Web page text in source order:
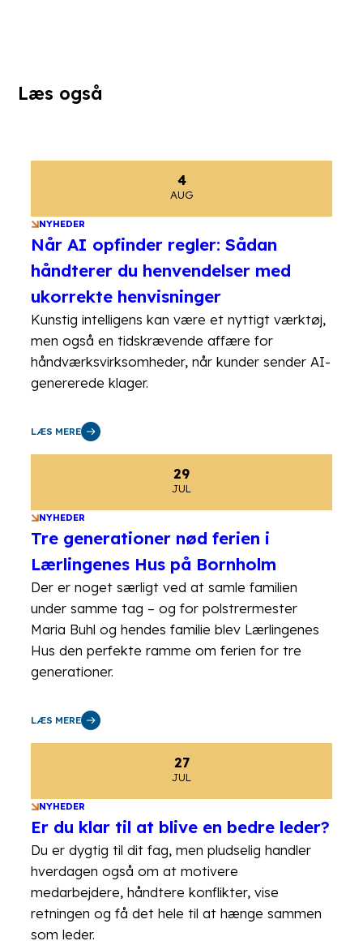
Læs også
4
AUG
NYHEDER
Når AI opfinder regler: Sådan
håndterer du henvendelser med
ukorrekte henvisninger
Kunstig intelligens kan være et nyttigt værktøj,
men også en tidskrævende affære for
håndværksvirksomheder, når kunder sender AI-
genererede klager.
LÆS MERE
29
JUL
NYHEDER
Tre generationer nød ferien i
Lærlingenes Hus på Bornholm
Der er noget særligt ved at samle familien
under samme tag – og for polstrermester
Maria Buhl og hendes familie blev Lærlingenes
Hus den perfekte ramme om ferien for tre
generationer.
LÆS MERE
27
JUL
NYHEDER
Er du klar til at blive en bedre leder?
Du er dygtig til dit fag, men pludselig handler
hverdagen også om at motivere
medarbejdere, håndtere konflikter, vise
retningen og få det hele til at hænge sammen
som leder.